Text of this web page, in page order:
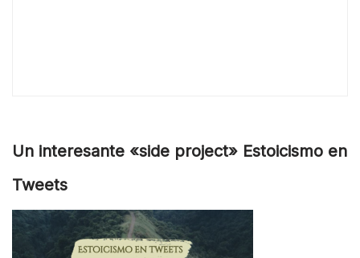
Un interesante «side project» Estoicismo en
Tweets